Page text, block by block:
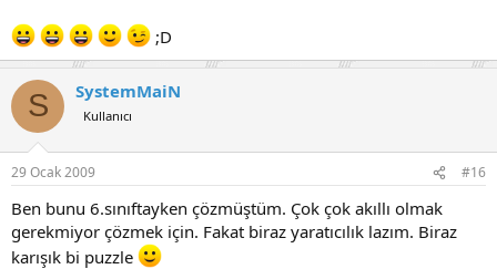
;D
S SystemMaiN
Kullanıcı
29 Ocak 2009 #16
Ben bunu 6.sınıftayken çözmüştüm. Çok çok akıllı olmak
gerekmiyor çözmek için. Fakat biraz yaratıcılık lazım. Biraz
karışık bi puzzle